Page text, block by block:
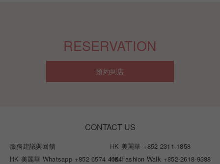
RESERVATION
預約到店
CONTACT US
服務建議與回饋 HK 美麗華 +852-2311-1858
HK 美麗華 Whatsapp +852 6574 4024HK Fashion Walk +852-2618-9388